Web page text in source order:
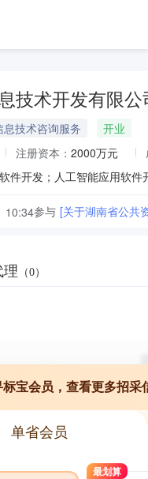
技术开发有限公
息技术咨询服务
开业
注册资本： 2000万元
10:34参与 [关于湖南省公共
理 （0）
标宝会员，查看更多招采
单省会员
最划算